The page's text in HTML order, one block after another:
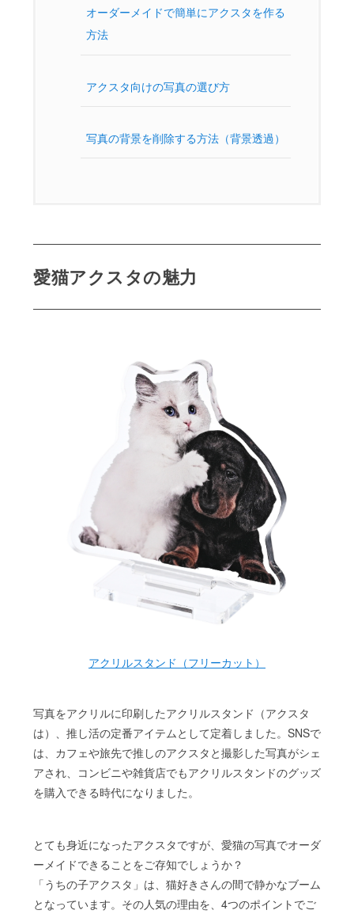
オーダーメイドで簡単にアクスタを作る
方法
アクスタ向けの写真の選び方
写真の背景を削除する方法（背景透過）
愛猫アクスタの魅力
アクリルスタンド（フリーカット）
写真をアクリルに印刷したアクリルスタンド（アクスタ
は）、推し活の定番アイテムとして定着しました。SNSで
は、カフェや旅先で推しのアクスタと撮影した写真がシェ
アされ、コンビニや雑貨店でもアクリルスタンドのグッズ
を購入できる時代になりました。
とても身近になったアクスタですが、愛猫の写真でオーダ
ーメイドできることをご存知でしょうか？
「うちの子アクスタ」は、猫好きさんの間で静かなブーム
となっています。その人気の理由を、4つのポイントでご